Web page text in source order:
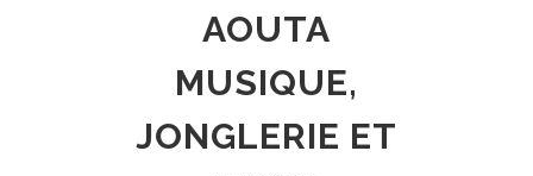
AOUTA
MUSIQUE,
JONGLERIE ET